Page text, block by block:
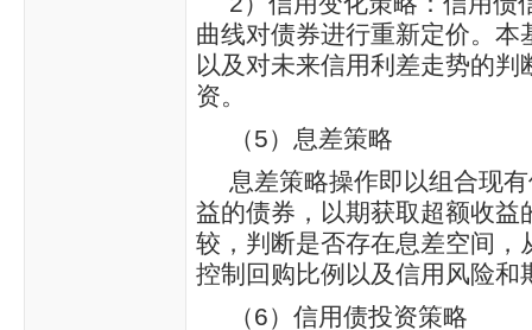
曲线对债券进行重新定价。
以及对未来信用利差走势的
资。
（5）息差策略
息差策略操作即以组合现
益的债券，以期获取超额收
较，判断是否存在息差空间
控制回购比例以及信用风险和
（6）信用债投资策略